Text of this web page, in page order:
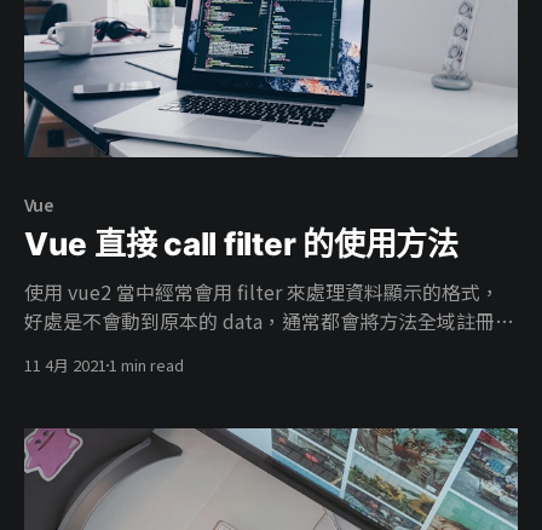
Vue
Vue 直接 call filter 的使用方法
使用 vue2 當中經常會用 filter 來處理資料顯示的格式，
好處是不會動到原本的 data，通常都會將方法全域註冊在
dry 。
11 4月 20211 min read